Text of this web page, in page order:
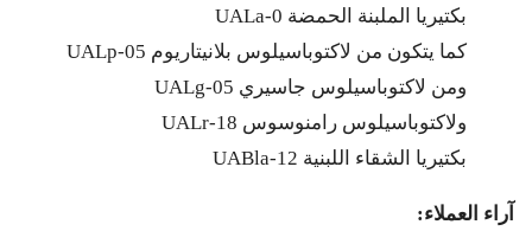
بكتيريا الملبنة الحمضة UALa-0
كما يتكون من لاكتوباسيلوس بلانيتاريوم UALp-05
ومن لاكتوباسيلوس جاسيري UALg-05
ولاكتوباسيلوس رامنوسوس UALr-18
بكتيريا الشقاء اللبنية UABla-12
آراء العملاء: